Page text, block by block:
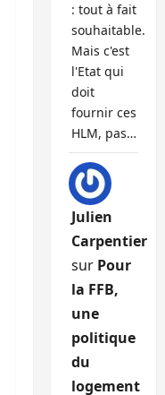
: tout à fait
souhaitable.
Mais c'est
l'Etat qui
doit
fournir ces
HLM, pas…
Julien
Carpentier
sur Pour
la FFB,
une
politique
du
logement